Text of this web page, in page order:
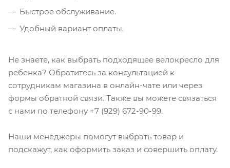
Быстрое обслуживание.
Удобный вариант оплаты.
Не знаете, как выбрать подходящее велокресло для
ребенка? Обратитесь за консультацией к
сотрудникам магазина в онлайн-чате или через
формы обратной связи. Также вы можете связаться
с нами по телефону +7 (929) 672-90-99.
Наши менеджеры помогут выбрать товар и
подскажут, как оформить заказ и совершить оплату.